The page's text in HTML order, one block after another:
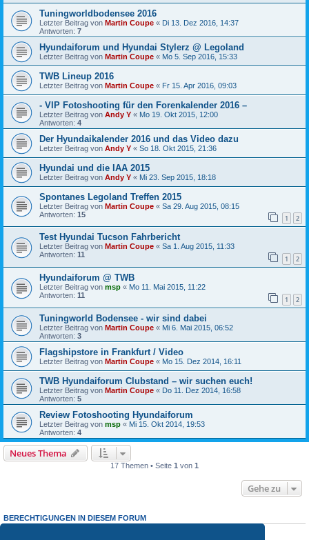
Tuningworldbodensee 2016
Letzter Beitrag von Martin Coupe « Di 13. Dez 2016, 14:37
Antworten: 7
Hyundaiforum und Hyundai Stylerz @ Legoland
Letzter Beitrag von Martin Coupe « Mo 5. Sep 2016, 15:33
TWB Lineup 2016
Letzter Beitrag von Martin Coupe « Fr 15. Apr 2016, 09:03
- VIP Fotoshooting für den Forenkalender 2016 –
Letzter Beitrag von Andy Y « Mo 19. Okt 2015, 12:00
Antworten: 4
Der Hyundaikalender 2016 und das Video dazu
Letzter Beitrag von Andy Y « So 18. Okt 2015, 21:36
Hyundai und die IAA 2015
Letzter Beitrag von Andy Y « Mi 23. Sep 2015, 18:18
Spontanes Legoland Treffen 2015
Letzter Beitrag von Martin Coupe « Sa 29. Aug 2015, 08:15
Antworten: 15 1 2
Test Hyundai Tucson Fahrbericht
Letzter Beitrag von Martin Coupe « Sa 1. Aug 2015, 11:33
Antworten: 11 1 2
Hyundaiforum @ TWB
Letzter Beitrag von msp « Mo 11. Mai 2015, 11:22
Antworten: 11 1 2
Tuningworld Bodensee - wir sind dabei
Letzter Beitrag von Martin Coupe « Mi 6. Mai 2015, 06:52
Antworten: 3
Flagshipstore in Frankfurt / Video
Letzter Beitrag von Martin Coupe « Mo 15. Dez 2014, 16:11
TWB Hyundaiforum Clubstand – wir suchen euch!
Letzter Beitrag von Martin Coupe « Do 11. Dez 2014, 16:58
Antworten: 5
Review Fotoshooting Hyundaiforum
Letzter Beitrag von msp « Mi 15. Okt 2014, 19:53
Antworten: 4
Neues Thema
17 Themen • Seite 1 von 1
Gehe zu
BERECHTIGUNGEN IN DIESEM FORUM